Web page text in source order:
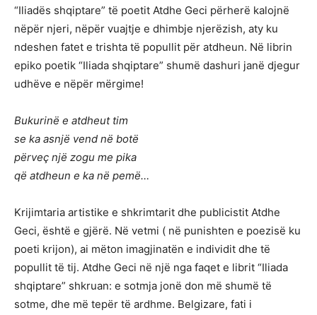
“Iliadës shqiptare” të poetit Atdhe Geci përherë kalojnë
nëpër njeri, nëpër vuajtje e dhimbje njerëzish, aty ku
ndeshen fatet e trishta të popullit për atdheun. Në librin
epiko poetik “Iliada shqiptare” shumë dashuri janë djegur
udhëve e nëpër mërgime!
Bukurinë e atdheut tim
se ka asnjë vend në botë
përveç një zogu me pika
që atdheun e ka në pemë…
Krijimtaria artistike e shkrimtarit dhe publicistit Atdhe
Geci, është e gjërë. Në vetmi ( në punishten e poezisë ku
poeti krijon), ai mëton imagjinatën e individit dhe të
popullit të tij. Atdhe Geci në një nga faqet e librit “Iliada
shqiptare” shkruan: e sotmja jonë don më shumë të
sotme, dhe më tepër të ardhme. Belgizare, fati i